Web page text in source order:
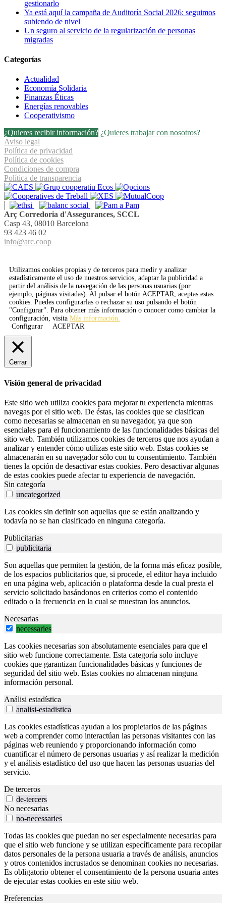
gestionarlo
Ya está aquí la campaña de Auditoría Social 2026: seguimos
subiendo de nivel
Un seguro al servicio de la regularización de personas
migradas
Categorías
Actualidad
Economía Solidaria
Finanzas Éticas
Energías renovables
Cooperativismo
¿Quieres recibir información? ¿Quieres trabajar con nosotros?
Aviso legal
Política de privacidad
Política de cookies
Condiciones de compra
Política de transparencia
Arç Corredoria d'Assegurances, SCCL
Casp 43, 08010 Barcelona
93 423 46 02
info@arc.coop
Utilizamos cookies propias y de terceros para medir y analizar
estadísticamente el uso de nuestros servicios, adaptar la publicidad a
partir del análisis de la navegación de las personas usuarias (por
ejemplo, páginas visitadas). Al pulsar el botón ACEPTAR, aceptas estas
cookies. Puedes configurarlas o rechazar su uso pulsando el botón
"Configurar". Para obtener más información o conocer como cambiar la
configuración, visita Más información.
Configurar
ACEPTAR
Cerrar
Visión general de privacidad
Este sitio web utiliza cookies para mejorar tu experiencia mientras
navegas por el sitio web. De éstas, las cookies que se clasifican
como necesarias se almacenan en su navegador, ya que son
esenciales para el funcionamiento de las funcionalidades básicas del
sitio web. También utilizamos cookies de terceros que nos ayudan a
analizar y entender cómo utilizas este sitio web. Estas cookies se
almacenarán en su navegador sólo con tu consentimiento. También
tienes la opción de desactivar estas cookies. Pero desactivar algunas
de estas cookies puede afectar tu experiencia de navegación.
Sin categoría
uncategorized
Las cookies sin definir son aquellas que se están analizando y
todavía no se han clasificado en ninguna categoría.
Publicitarias
publicitaria
Son aquellas que permiten la gestión, de la forma más eficaz posible,
de los espacios publicitarios que, si procede, el editor haya incluido
en una página web, aplicación o plataforma desde la cual presta el
servicio solicitado basándonos en criterios como el contenido
editado o la frecuencia en la cual se muestran los anuncios.
Necesarias
necessaries
Las cookies necesarias son absolutamente esenciales para que el
sitio web funcione correctamente. Esta categoría solo incluye
cookies que garantizan funcionalidades básicas y funciones de
seguridad del sitio web. Estas cookies no almacenan ninguna
información personal.
Análisi estadística
analisi-estadistica
Las cookies estadísticas ayudan a los propietarios de las páginas
web a comprender como interactúan las personas visitantes con las
páginas web reuniendo y proporcionando información como
cuantificar el número de personas usuarias y así realizar la medición
y el análisis estadístico del uso que hacen las personas usuarias del
servicio.
De terceros
de-tercers
No necesarias
no-necessaries
Todas las cookies que puedan no ser especialmente necesarias para
que el sitio web funcione y se utilizan específicamente para recopilar
datos personales de la persona usuaria a través de análisis, anuncios
y otros contenidos incrustados se denominan cookies no necesarias.
Es obligatorio obtener el consentimiento de la persona usuaria antes
de ejecutar estas cookies en este sitio web.
Preferencias